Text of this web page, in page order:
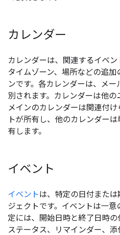
カレンダー
カレンダーは、関連するイベ
タイムゾーン、場所などの追
ンです。各カレンダーは、メ
別されます。カレンダーは他の
メインのカレンダーは関連付
トが所有し、他のカレンダー
有します。
イベント
イベントは、特定の日付また
ジェクトです。イベントは一
定には、開始日時と終了日時の
ステータス、リマインダー、